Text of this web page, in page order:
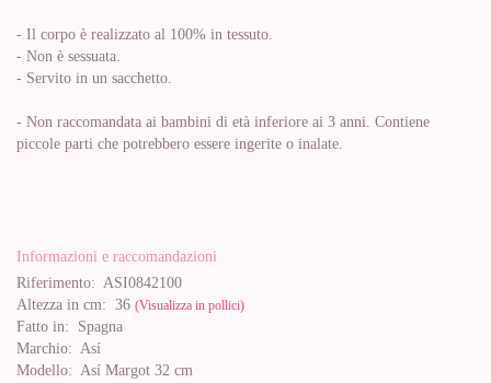
- Il corpo è realizzato al 100% in tessuto.
- Non è sessuata.
- Servito in un sacchetto.
- Non raccomandata ai bambini di età inferiore ai 3 anni. Contiene
piccole parti che potrebbero essere ingerite o inalate.
Informazioni e raccomandazioni
Riferimento: ASI0842100
Altezza in cm: 36 (Visualizza in pollici)
Fatto in: Spagna
Marchio: Así
Modello: Así Margot 32 cm